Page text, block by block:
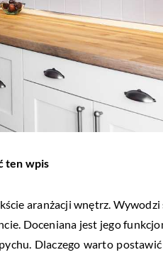
ten wpis
aranżacji wnętrz. Wywodzi
Doceniana jest jego
Dlaczego warto